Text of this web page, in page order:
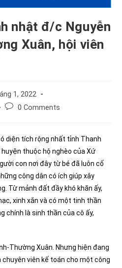
nhật đ/c Nguyễn
Xuân, hội viên
1, 2022
Post0 Comments
diện tích rộng nhất tỉnh Thanh
thuộc hộ nghèo của Xứ
con nơi đây từ bé đã luôn cố
công dân có ích giúp xây
Từ mảnh đất đầy khó khăn ấy,
xinh xắn và có một tinh thần
chính là sinh thần của cô ấy,
Thường Xuân. Nhưng hiện đang
chuyên viên kế toán cho một công